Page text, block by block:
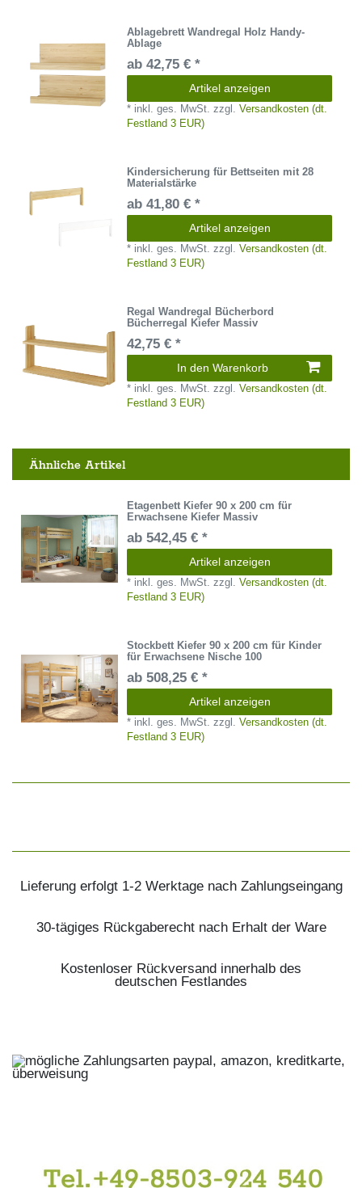
Ablagebrett Wandregal Holz Handy-
Ablage
ab 42,75 € *
Artikel anzeigen
* inkl. ges. MwSt. zzgl.Versandkosten (dt.
Festland 3 EUR)
Kindersicherung für Bettseiten mit 28
Materialstärke
ab 41,80 € *
Artikel anzeigen
* inkl. ges. MwSt. zzgl.Versandkosten (dt.
Festland 3 EUR)
Regal Wandregal Bücherbord
Bücherregal Kiefer Massiv
42,75 € *
In den Warenkorb
* inkl. ges. MwSt. zzgl.Versandkosten (dt.
Festland 3 EUR)
Ähnliche Artikel
Etagenbett Kiefer 90 x 200 cm für
Erwachsene Kiefer Massiv
ab 542,45 € *
Artikel anzeigen
* inkl. ges. MwSt. zzgl.Versandkosten (dt.
Festland 3 EUR)
Stockbett Kiefer 90 x 200 cm für Kinder
für Erwachsene Nische 100
ab 508,25 € *
Artikel anzeigen
* inkl. ges. MwSt. zzgl.Versandkosten (dt.
Festland 3 EUR)
Lieferung erfolgt 1-2 Werktage nach Zahlungseingang
30-tägiges Rückgaberecht nach Erhalt der Ware
Kostenloser Rückversand innerhalb des
deutschen Festlandes